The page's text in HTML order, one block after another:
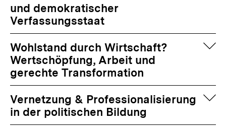
und demokratischer
Verfassungsstaat
Wohlstand durch Wirtschaft?
Wertschöpfung, Arbeit und
gerechte Transformation
Vernetzung & Professionalisierung
in der politischen Bildung